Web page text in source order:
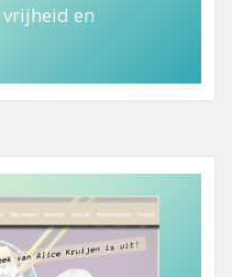
vrijheid en